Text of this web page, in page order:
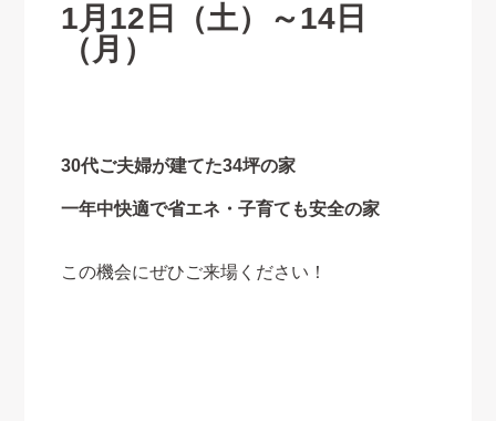
1月12日（土）～14日
（月）
30代ご夫婦が建てた34坪の家
一年中快適で省エネ・子育ても安全の家
この機会にぜひご来場ください！